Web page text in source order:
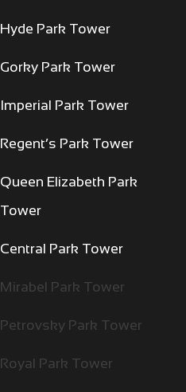
Hyde Park Tower
Gorky Park Tower
Imperial Park Tower
Regent’s Park Tower
Queen Elizabeth Park
Tower
Central Park Tower
Mirabel Park Tower
Petrovsky Park Tower
Royal Park Tower